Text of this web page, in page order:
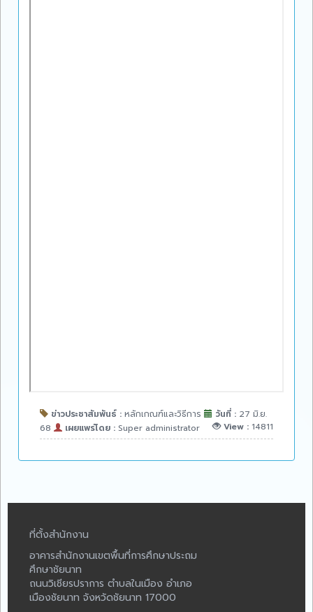
ข่าวประชาสัมพันธ์ : หลักเกณฑ์และวิธีการ วันที่ : 27 มิ.ย.
68
เผยแพร่โดย : Super administrator View : 14811
ที่ตั้งสำนักงาน
อาคารสำนักงานเขตพื้นที่การศึกษาประถม
ศึกษาชัยนาท
ถนนวิเชียรปราการ ตำบลในเมือง อำเภอ
เมืองชัยนาท จังหวัดชัยนาท 17000